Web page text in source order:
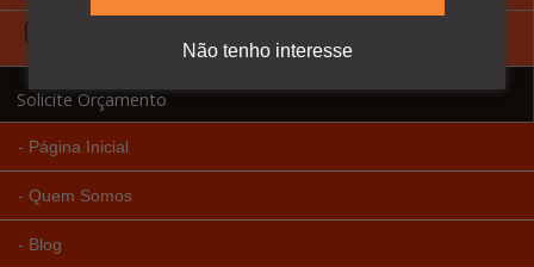
Não tenho interesse
CLP's - Controlador Lógico
Solicite Orçamento
Página Inicial
Quem Somos
Blog